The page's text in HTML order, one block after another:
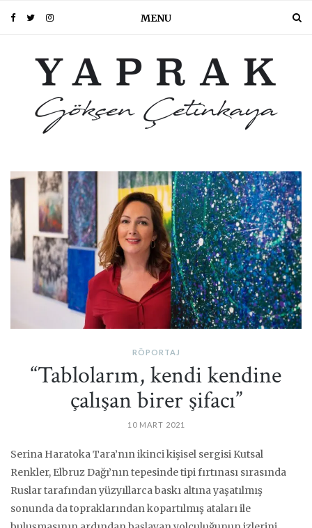
MENU
PIN IT
RÖPORTAJ
“Tablolarım, kendi kendine
çalışan birer şifacı”
10 MART 2021
Serina Haratoka Tara’nın ikinci kişisel sergisi Kutsal
Renkler, Elbruz Dağı’nın tepesinde tipi fırtınası sırasında
Ruslar tarafından yüzyıllarca baskı altına yaşatılmış
sonunda da topraklarından kopartılmış ataları ile